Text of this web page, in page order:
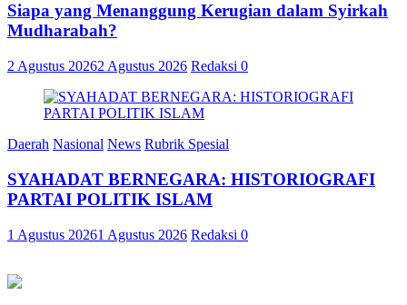
Siapa yang Menanggung Kerugian dalam Syirkah
Mudharabah?
2 Agustus 20262 Agustus 2026 Redaksi 0
Daerah Nasional News Rubrik Spesial
SYAHADAT BERNEGARA: HISTORIOGRAFI
PARTAI POLITIK ISLAM
1 Agustus 20261 Agustus 2026 Redaksi 0